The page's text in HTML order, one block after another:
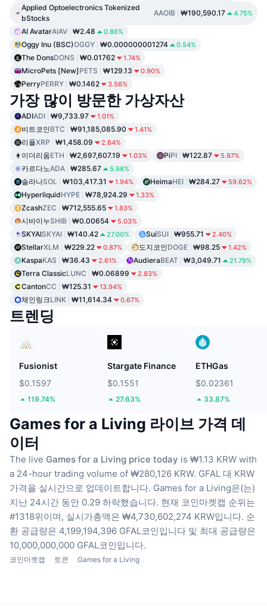
Applied Optoelectronics Tokenized
bStocks
AAOIB ₩190,590.17 4.75%
AI AvatarAIAV ₩2.48 0.86%
Oggy Inu (BSC)OGGY ₩0.000000001274 0.54%
The DonsDONS ₩0.01762 1.74%
MicroPets [New]PETS ₩129.13 0.90%
PerryPERRY ₩0.1462 3.56%
가장 많이 방문한 가상자산
ADIADI ₩9,733.97 1.01%
비트코인BTC ₩91,185,085.90 1.41%
리플XRP ₩1,458.09 2.64%
이더리움ETH ₩2,697,607.19 1.03% PiPI ₩122.87 5.97%
카르다노ADA ₩285.67 5.98%
솔라나SOL ₩103,417.31 1.94% HeimaHEI ₩284.27 59.62%
HyperliquidHYPE ₩78,924.29 1.33%
ZcashZEC ₩712,555.65 1.83%
시바이누SHIB ₩0.00654 5.03%
SKYAISKYAI ₩140.42 27.00% SuiSUI ₩955.71 2.40%
StellarXLM ₩229.22 0.87% 도지코인DOGE ₩98.25 1.42%
KaspaKAS ₩36.43 2.61% AudieraBEAT ₩3,049.71 21.79%
Terra ClassicLUNC ₩0.06899 2.83%
CantonCC ₩125.31 13.94%
체인링크LINK ₩11,614.34 0.67%
트렌딩
Fusionist
$0.1597
119.74%
Stargate Finance
$0.1551
27.63%
ETHGas
$0.02361
33.87%
Games for a Living 라이브 가격 데
이터
The live Games for a Living price today is ₩1.13 KRW with
a 24-hour trading volume of ₩280,126 KRW. GFAL 대 KRW
가격을 실시간으로 업데이트합니다. Games for a Living은(는)
지난 24시간 동안 0.29 하락했습니다. 현재 코인마켓캡 순위는
#1318위이며, 실시가총액은 ₩4,730,602,274 KRW입니다. 순
환 공급량은 4,199,194,396 GFAL코인입니다 및 최대 공급량은
10,000,000,000 GFAL코인입니다.
코인마켓캡 토큰 Games for a Living